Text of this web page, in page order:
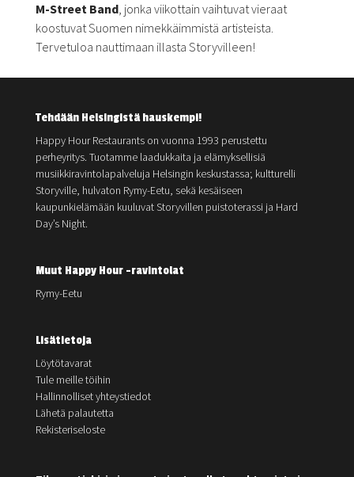
M-Street Band, jonka viikottain vaihtuvat vieraat
koostuvat Suomen nimekkäimmistä artisteista.
Tervetuloa nauttimaan illasta Storyvilleen!
Tehdään Helsingistä hauskempi!
Happy Hour Restaurants on vuonna 1993 perustettu
perheyritys. Tuotamme laadukkaita ja elämyksellisiä
musiikkiravintolapalveluja Helsingin keskustassa; kultturelli
Storyville, hulvaton Rymy-Eetu, sekä kesäiseen
kaupunkielämään kuuluvat Storyvillen puistoterassi ja Hard
Day’s Night.
Muut Happy Hour -ravintolat
Rymy-Eetu
Lisätietoja
Löytötavarat
Tule meille töihin
Hallinnolliset yhteystiedot
Lähetä palautetta
Rekisteriseloste